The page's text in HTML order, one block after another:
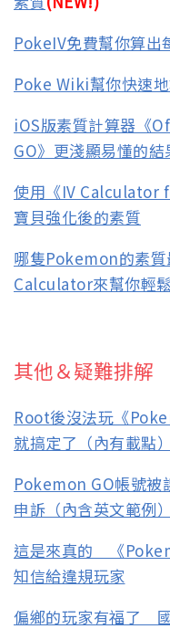
PokeIV免費幫你算出
Poke Wiki幫你快速
iOS版素質計算器《
GO》更淺顯易懂的結
使用《IV Calculator
寶貝強化後的素質
哪隻Pokemon的素
Calculator來幫你輕
其他＆疑難排解
Root後沒法玩《
就搞定了（內有載點）
Pokemon GO帳號被
申訴（內含英文範例）
這是來真的 《
知信給違規玩家
偏鄉的玩家有福了